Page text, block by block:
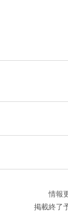
情報
掲載終了